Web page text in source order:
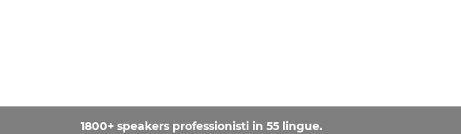
1800+ speakers professionisti in 55 lingue.